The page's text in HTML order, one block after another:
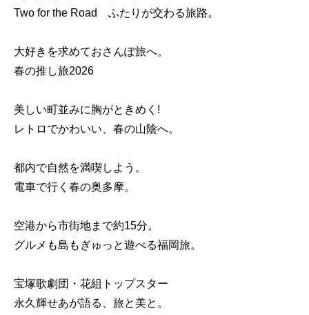
Two for the Road ふたりが交わる旅路。
大好きを求めておさんぽ旅へ。
春の推し旅2026
美しい町並みに胸がときめく!
レトロでかわいい、春の山陰へ。
都内で自然を満喫しよう。
電車で行く春の奥多摩。
空港から市街地まで約15分。
グルメも島もぎゅっと遊べる福岡旅。
宝塚歌劇団・花組トップスター
永久輝せあが語る、旅と美と。